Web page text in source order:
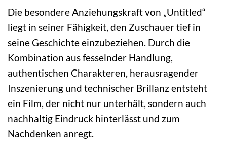
Die besondere Anziehungskraft von „Untitled“
liegt in seiner Fähigkeit, den Zuschauer tief in
seine Geschichte einzubeziehen. Durch die
Kombination aus fesselnder Handlung,
authentischen Charakteren, herausragender
Inszenierung und technischer Brillanz entsteht
ein Film, der nicht nur unterhält, sondern auch
nachhaltig Eindruck hinterlässt und zum
Nachdenken anregt.